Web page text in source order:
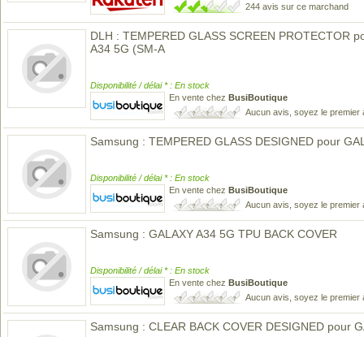
244 avis sur ce marchand
DLH : TEMPERED GLASS SCREEN PROTECTOR
A34 5G (SM-A
Disponibilité / délai * : En stock
En vente chez BusiBoutique
Aucun avis, soyez le premier
Samsung : TEMPERED GLASS DESIGNED pour
Disponibilité / délai * : En stock
En vente chez BusiBoutique
Aucun avis, soyez le premier
Samsung : GALAXY A34 5G TPU BACK COVER
Disponibilité / délai * : En stock
En vente chez BusiBoutique
Aucun avis, soyez le premier
Samsung : CLEAR BACK COVER DESIGNED pour